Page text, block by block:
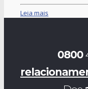
Leia mais
0800